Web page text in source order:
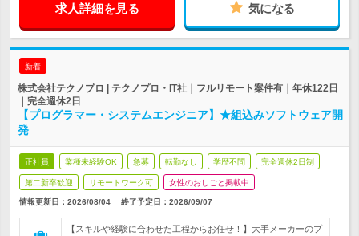
求人詳細を見る 気になる
新着
株式会社テクノプロ | テクノプロ・IT社｜フルリモート案件有｜年休122日
｜完全週休2日
【プログラマー・システムエンジニア】★組込みソフトウェア開
発
正社員 業種未経験OK 急募 転勤なし 学歴不問 完全週休2日制
第二新卒歓迎 リモートワーク可 女性のおしごと掲載中
情報更新日：2026/08/04 終了予定日： 2026/09/07
【スキルや経験に合わせた工程からお任せ！】大手メーカーのプ